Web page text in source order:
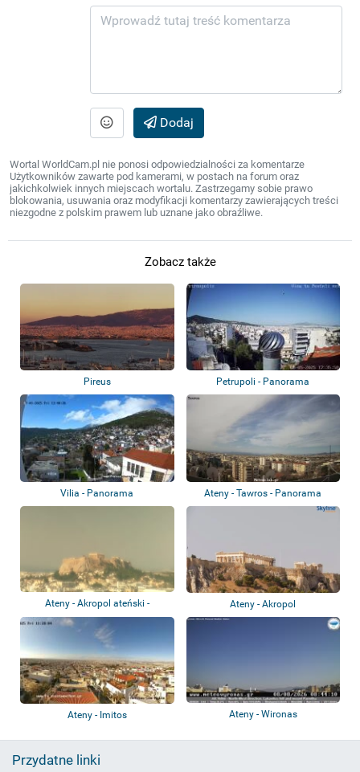
Dodaj
Wortal WorldCam.pl nie ponosi odpowiedzialności za komentarze
Użytkowników zawarte pod kamerami, w postach na forum oraz
jakichkolwiek innych miejscach wortalu. Zastrzegamy sobie prawo
blokowania, usuwania oraz modyfikacji komentarzy zawierających treści
niezgodne z polskim prawem lub uznane jako obraźliwe.
Zobacz także
Pireus Petrupoli - Panorama
Vilia - Panorama Ateny - Tawros - Panorama
Ateny - Akropol ateński -
Partenon
Ateny - Akropol
Ateny - Imitos Ateny - Wironas
Przydatne linki